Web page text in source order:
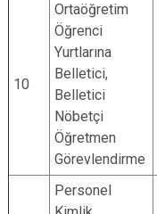
10
Ortaöğretim
Öğrenci
Yurtlarına
Belletici,
Belletici
Nöbetçi
Öğretmen
Görevlendirme
Personel